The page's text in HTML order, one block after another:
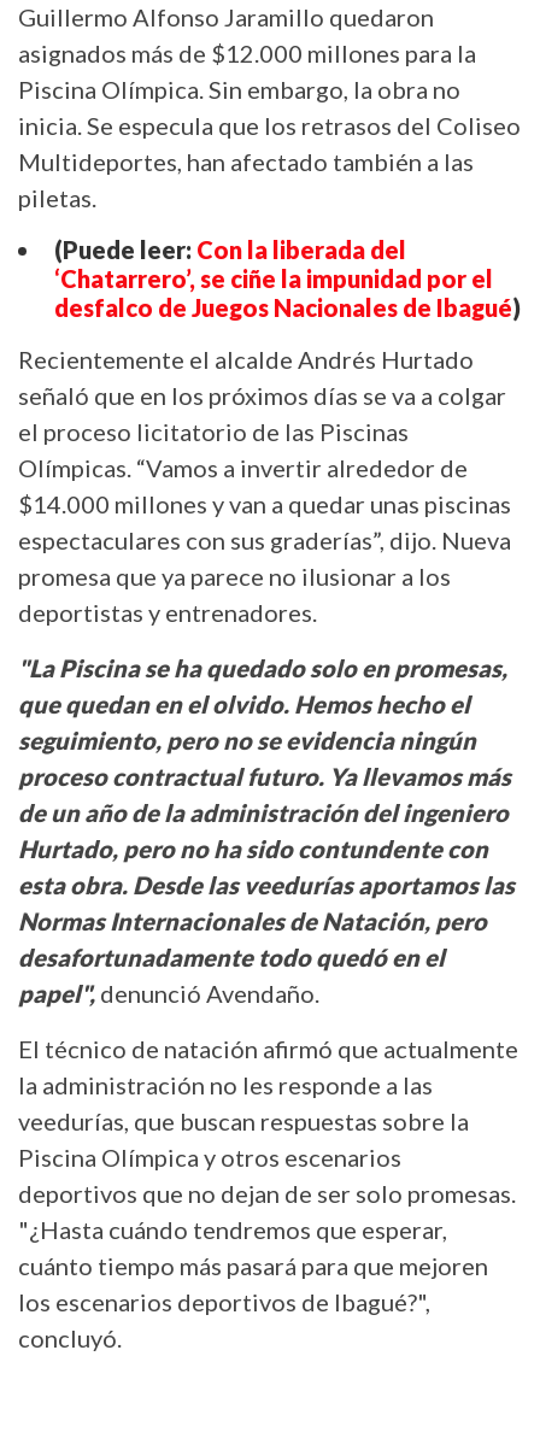
Guillermo Alfonso Jaramillo quedaron
asignados más de $12.000 millones para la
Piscina Olímpica. Sin embargo, la obra no
inicia. Se especula que los retrasos del Coliseo
Multideportes, han afectado también a las
piletas.
(Puede leer: Con la liberada del
‘Chatarrero’, se ciñe la impunidad por el
desfalco de Juegos Nacionales de Ibagué)
Recientemente el alcalde Andrés Hurtado
señaló que en los próximos días se va a colgar
el proceso licitatorio de las Piscinas
Olímpicas. “Vamos a invertir alrededor de
$14.000 millones y van a quedar unas piscinas
espectaculares con sus graderías”, dijo. Nueva
promesa que ya parece no ilusionar a los
deportistas y entrenadores.
"La Piscina se ha quedado solo en promesas,
que quedan en el olvido. Hemos hecho el
seguimiento, pero no se evidencia ningún
proceso contractual futuro. Ya llevamos más
de un año de la administración del ingeniero
Hurtado, pero no ha sido contundente con
esta obra. Desde las veedurías aportamos las
Normas Internacionales de Natación, pero
desafortunadamente todo quedó en el
papel", denunció Avendaño.
El técnico de natación afirmó que actualmente
la administración no les responde a las
veedurías, que buscan respuestas sobre la
Piscina Olímpica y otros escenarios
deportivos que no dejan de ser solo promesas.
"¿Hasta cuándo tendremos que esperar,
cuánto tiempo más pasará para que mejoren
los escenarios deportivos de Ibagué?",
concluyó.